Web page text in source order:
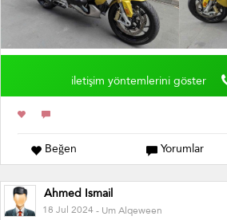
iletişim yöntemlerini göster
Beğen Yorumlar
Ahmed Ismail
18 Jul 2024- Um Alqeween